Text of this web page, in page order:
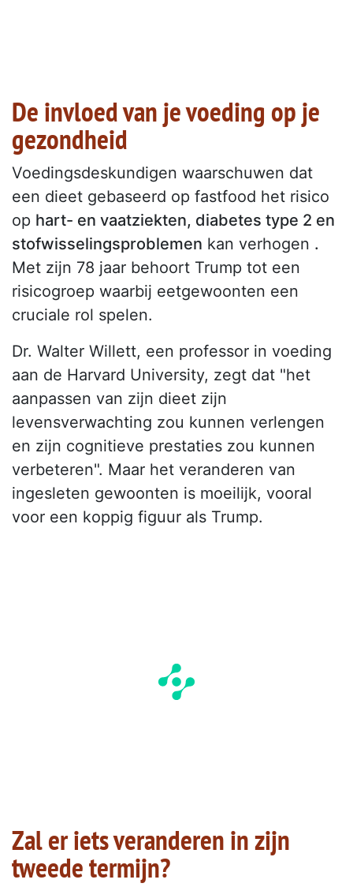
De invloed van je voeding op je
gezondheid
Voedingsdeskundigen waarschuwen dat
een dieet gebaseerd op fastfood het risico
op hart- en vaatziekten, diabetes type 2 en
stofwisselingsproblemen kan verhogen .
Met zijn 78 jaar behoort Trump tot een
risicogroep waarbij eetgewoonten een
cruciale rol spelen.
Dr. Walter Willett, een professor in voeding
aan de Harvard University, zegt dat "het
aanpassen van zijn dieet zijn
levensverwachting zou kunnen verlengen
en zijn cognitieve prestaties zou kunnen
verbeteren". Maar het veranderen van
ingesleten gewoonten is moeilijk, vooral
voor een koppig figuur als Trump.
Zal er iets veranderen in zijn
tweede termijn?